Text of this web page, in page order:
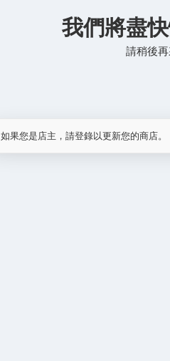
我們將盡快
請稍後再
如果您是店主，請登錄以更新您的商店。